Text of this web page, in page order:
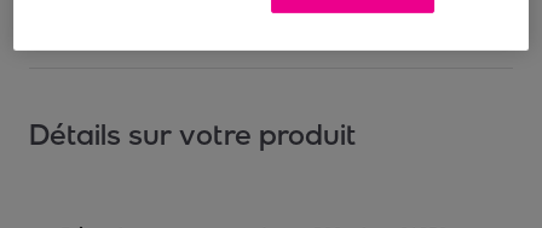
Détails sur votre produit